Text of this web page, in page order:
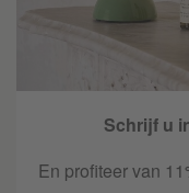
Schrijf u
En profiteer van